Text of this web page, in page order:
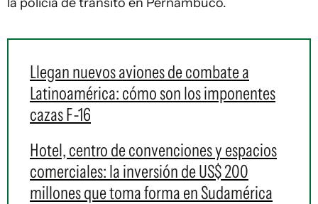
Llegan nuevos aviones de combate a
Latinoamérica: cómo son los imponentes
cazas F-16
Hotel, centro de convenciones y espacios
comerciales: la inversión de US$ 200
millones que toma forma en Sudamérica